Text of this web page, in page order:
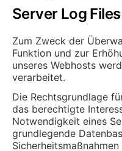
Server Log Files
Zum Zweck der
Funktion und zur
unseres Webhosts
verarbeitet.
Die Rechtsgrundlage
das berechtigte
Notwendigkeit eines
grundlegende